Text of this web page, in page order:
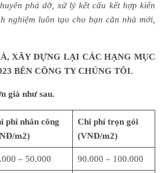
phá dỡ, xử lý kết cấu kết hợp kiến
nghiệm luôn tạo cho bạn căn nhà mới,
XÂY DỰNG LẠI CÁC HẠNG MỤC
BÊN CÔNG TY CHÚNG TÔI.
giá như sau.
phí nhân công
m2)
Chi phí trọn gói
(VNĐ/m2)
– 50.000 90.000 – 100.000